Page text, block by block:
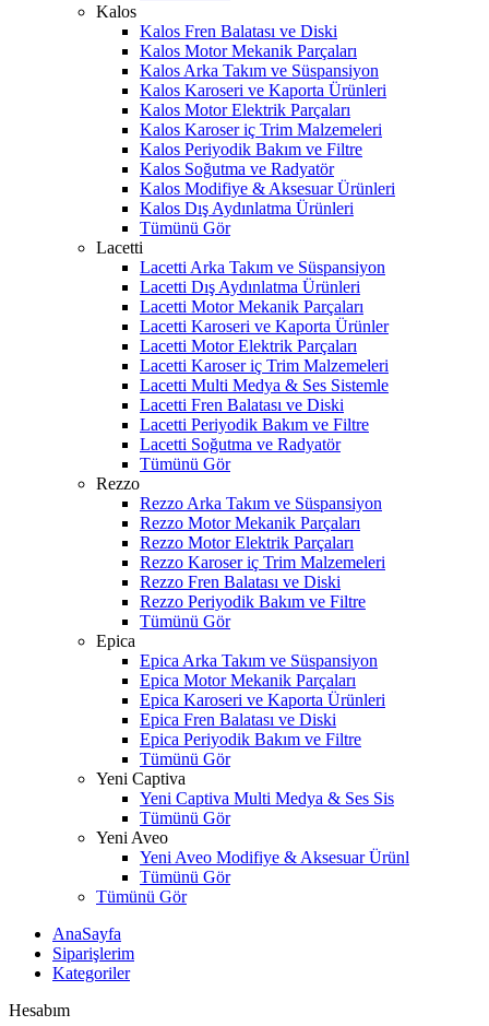
Kalos
Kalos Fren Balatası ve Diski
Kalos Motor Mekanik Parçaları
Kalos Arka Takım ve Süspansiyon
Kalos Karoseri ve Kaporta Ürünleri
Kalos Motor Elektrik Parçaları
Kalos Karoser iç Trim Malzemeleri
Kalos Periyodik Bakım ve Filtre
Kalos Soğutma ve Radyatör
Kalos Modifiye & Aksesuar Ürünleri
Kalos Dış Aydınlatma Ürünleri
Tümünü Gör
Lacetti
Lacetti Arka Takım ve Süspansiyon
Lacetti Dış Aydınlatma Ürünleri
Lacetti Motor Mekanik Parçaları
Lacetti Karoseri ve Kaporta Ürünler
Lacetti Motor Elektrik Parçaları
Lacetti Karoser iç Trim Malzemeleri
Lacetti Multi Medya & Ses Sistemle
Lacetti Fren Balatası ve Diski
Lacetti Periyodik Bakım ve Filtre
Lacetti Soğutma ve Radyatör
Tümünü Gör
Rezzo
Rezzo Arka Takım ve Süspansiyon
Rezzo Motor Mekanik Parçaları
Rezzo Motor Elektrik Parçaları
Rezzo Karoser iç Trim Malzemeleri
Rezzo Fren Balatası ve Diski
Rezzo Periyodik Bakım ve Filtre
Tümünü Gör
Epica
Epica Arka Takım ve Süspansiyon
Epica Motor Mekanik Parçaları
Epica Karoseri ve Kaporta Ürünleri
Epica Fren Balatası ve Diski
Epica Periyodik Bakım ve Filtre
Tümünü Gör
Yeni Captiva
Yeni Captiva Multi Medya & Ses Sis
Tümünü Gör
Yeni Aveo
Yeni Aveo Modifiye & Aksesuar Ürünl
Tümünü Gör
Tümünü Gör
AnaSayfa
Siparişlerim
Kategoriler
Hesabım